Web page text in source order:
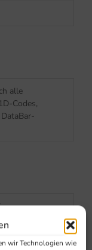
wir Technologien wie
alle
Codes,